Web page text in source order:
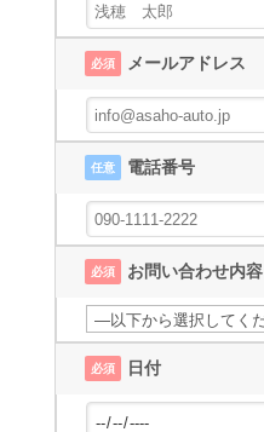
必須 メールアドレス
任意 電話番号
必須 お問い合わせ内容
必須 日付